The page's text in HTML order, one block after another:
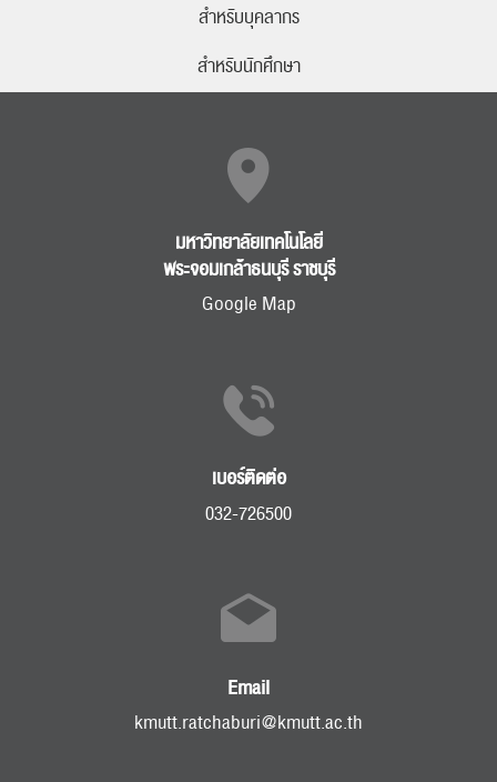
สำหรับบุคลากร
สำหรับนักศึกษา
มหาวิทยาลัยเทคโนโลยี
พระจอมเกล้าธนบุรี ราชบุรี
Google Map
เบอร์ติดต่อ
032-726500
Email
kmutt.ratchaburi@kmutt.ac.th